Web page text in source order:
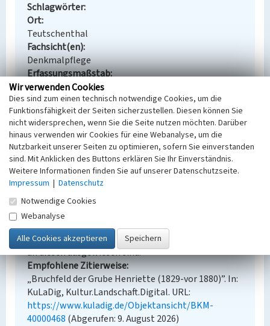
Schlagwörter
Ort
Teutschenthal
Fachsicht(en)
Denkmalpflege
Erfassungsmaßstab
Keine Angabe
Erfassungsmethode
Übernahme aus externer Fachdatenbank
Empfohlene Zitierweise
Urheberrechtlicher Hinweis
Der hier präsentierte Inhalt steht unter der freien
Lizenz dl-by-de/2.0 (Namensnennung). Die
angezeigten Medien unterliegen möglicherweise
zusätzlichen urheberrechtlichen Bedingungen, die
an diesen ausgewiesen sind.
Empfohlene Zitierweise
„Bruchfeld der Grube Henriette (1829-vor 1880)”. In:
KuLaDig, Kultur.Landschaft.Digital. URL:
https://www.kuladig.de/Objektansicht/BKM-
40000468 (Abgerufen: 9. August 2026)
Wir verwenden Cookies
Dies sind zum einen technisch notwendige Cookies, um die
Funktionsfähigkeit der Seiten sicherzustellen. Diesen können Sie
nicht widersprechen, wenn Sie die Seite nutzen möchten. Darüber
hinaus verwenden wir Cookies für eine Webanalyse, um die
Nutzbarkeit unserer Seiten zu optimieren, sofern Sie einverstanden
sind. Mit Anklicken des Buttons erklären Sie Ihr Einverständnis.
Weitere Informationen finden Sie auf unserer Datenschutzseite.
Impressum | Datenschutz
Notwendige Cookies
Webanalyse